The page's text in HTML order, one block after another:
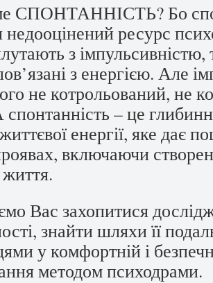
СПОНТАННІСТЬ? Бо
ресурс
з
з енергією. Але
не котрольований, не
спонтанність – це
енергії, яке дає
включаючи
Вас захопитися
знайти шляхи її
у комфортній і
методом психодрами.